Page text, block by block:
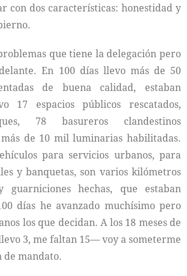
con dos características: honestidad y
que tiene la delegación pero
En 100 días llevo más de 50
de buena calidad, estaban
17 espacios públicos rescatados,
78 basureros clandestinos
de 10 mil luminarias habilitadas.
para servicios urbanos, para
y banquetas, son varios kilómetros
guarniciones hechas, que estaban
días he avanzado muchísimo pero
los que decidan. A los 18 meses de
3, me faltan 15— voy a someterme
de mandato.